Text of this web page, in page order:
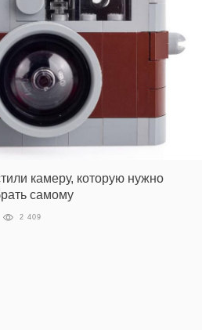
камеру, которую нужно
самому
2 409